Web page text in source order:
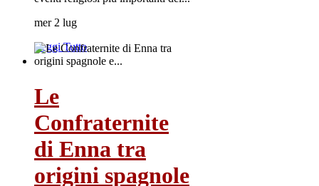
mer 2 lug
Leggi Tutto
Le
Confraternite
di Enna tra
origini spagnole